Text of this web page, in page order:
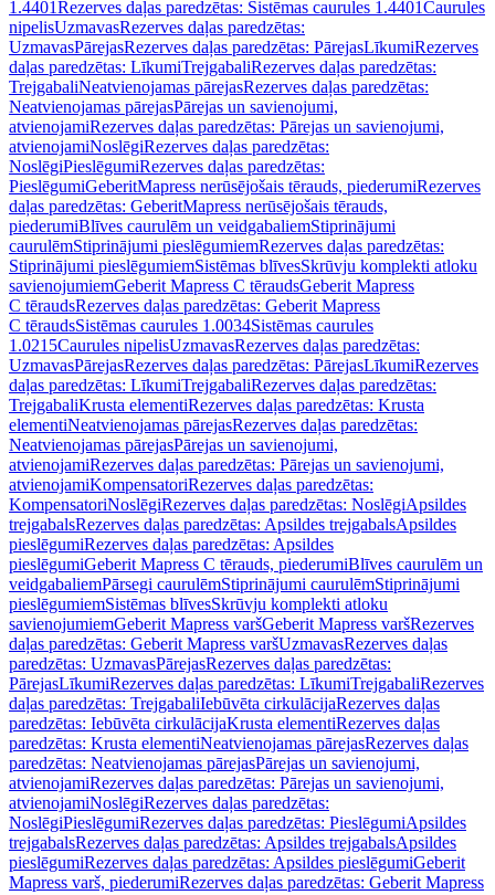
1.4401Rezerves daļas paredzētas: Sistēmas caurules 1.4401Caurules
nipelisUzmavasRezerves daļas paredzētas:
UzmavasPārejasRezerves daļas paredzētas: PārejasLīkumiRezerves
daļas paredzētas: LīkumiTrejgabaliRezerves daļas paredzētas:
TrejgabaliNeatvienojamas pārejasRezerves daļas paredzētas:
Neatvienojamas pārejasPārejas un savienojumi,
atvienojamiRezerves daļas paredzētas: Pārejas un savienojumi,
atvienojamiNoslēgiRezerves daļas paredzētas:
NoslēgiPieslēgumiRezerves daļas paredzētas:
PieslēgumiGeberitMapress nerūsējošais tērauds, piederumiRezerves
daļas paredzētas: GeberitMapress nerūsējošais tērauds,
piederumiBlīves caurulēm un veidgabaliemStiprinājumi
caurulēmStiprinājumi pieslēgumiemRezerves daļas paredzētas:
Stiprinājumi pieslēgumiemSistēmas blīvesSkrūvju komplekti atloku
savienojumiemGeberit Mapress C tēraudsGeberit Mapress
C tēraudsRezerves daļas paredzētas: Geberit Mapress
C tēraudsSistēmas caurules 1.0034Sistēmas caurules
1.0215Caurules nipelisUzmavasRezerves daļas paredzētas:
UzmavasPārejasRezerves daļas paredzētas: PārejasLīkumiRezerves
daļas paredzētas: LīkumiTrejgabaliRezerves daļas paredzētas:
TrejgabaliKrusta elementiRezerves daļas paredzētas: Krusta
elementiNeatvienojamas pārejasRezerves daļas paredzētas:
Neatvienojamas pārejasPārejas un savienojumi,
atvienojamiRezerves daļas paredzētas: Pārejas un savienojumi,
atvienojamiKompensatoriRezerves daļas paredzētas:
KompensatoriNoslēgiRezerves daļas paredzētas: NoslēgiApsildes
trejgabalsRezerves daļas paredzētas: Apsildes trejgabalsApsildes
pieslēgumiRezerves daļas paredzētas: Apsildes
pieslēgumiGeberit Mapress C tērauds, piederumiBlīves caurulēm un
veidgabaliemPārsegi caurulēmStiprinājumi caurulēmStiprinājumi
pieslēgumiemSistēmas blīvesSkrūvju komplekti atloku
savienojumiemGeberit Mapress varšGeberit Mapress varšRezerves
daļas paredzētas: Geberit Mapress varšUzmavasRezerves daļas
paredzētas: UzmavasPārejasRezerves daļas paredzētas:
PārejasLīkumiRezerves daļas paredzētas: LīkumiTrejgabaliRezerves
daļas paredzētas: TrejgabaliIebūvēta cirkulācijaRezerves daļas
paredzētas: Iebūvēta cirkulācijaKrusta elementiRezerves daļas
paredzētas: Krusta elementiNeatvienojamas pārejasRezerves daļas
paredzētas: Neatvienojamas pārejasPārejas un savienojumi,
atvienojamiRezerves daļas paredzētas: Pārejas un savienojumi,
atvienojamiNoslēgiRezerves daļas paredzētas:
NoslēgiPieslēgumiRezerves daļas paredzētas: PieslēgumiApsildes
trejgabalsRezerves daļas paredzētas: Apsildes trejgabalsApsildes
pieslēgumiRezerves daļas paredzētas: Apsildes pieslēgumiGeberit
Mapress varš, piederumiRezerves daļas paredzētas: Geberit Mapress